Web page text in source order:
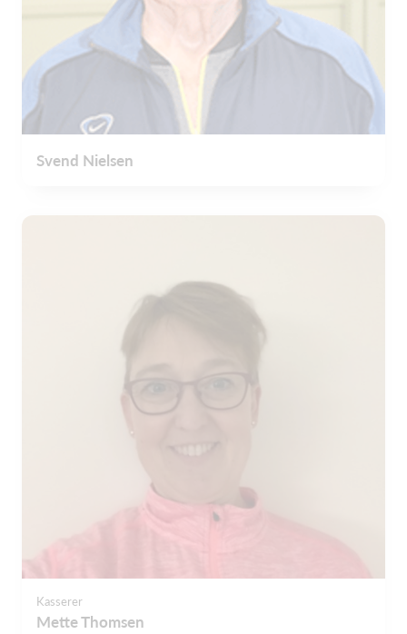
Svend Nielsen
Kasserer
Mette Thomsen